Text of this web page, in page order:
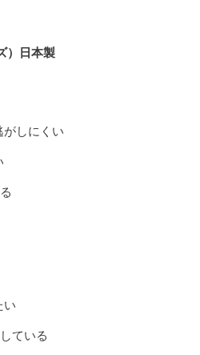
）日本製
がしにくい
い
ている